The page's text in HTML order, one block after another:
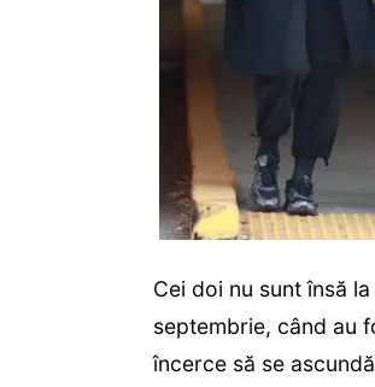
Cei doi nu sunt însă
septembrie, când au
încerce să se